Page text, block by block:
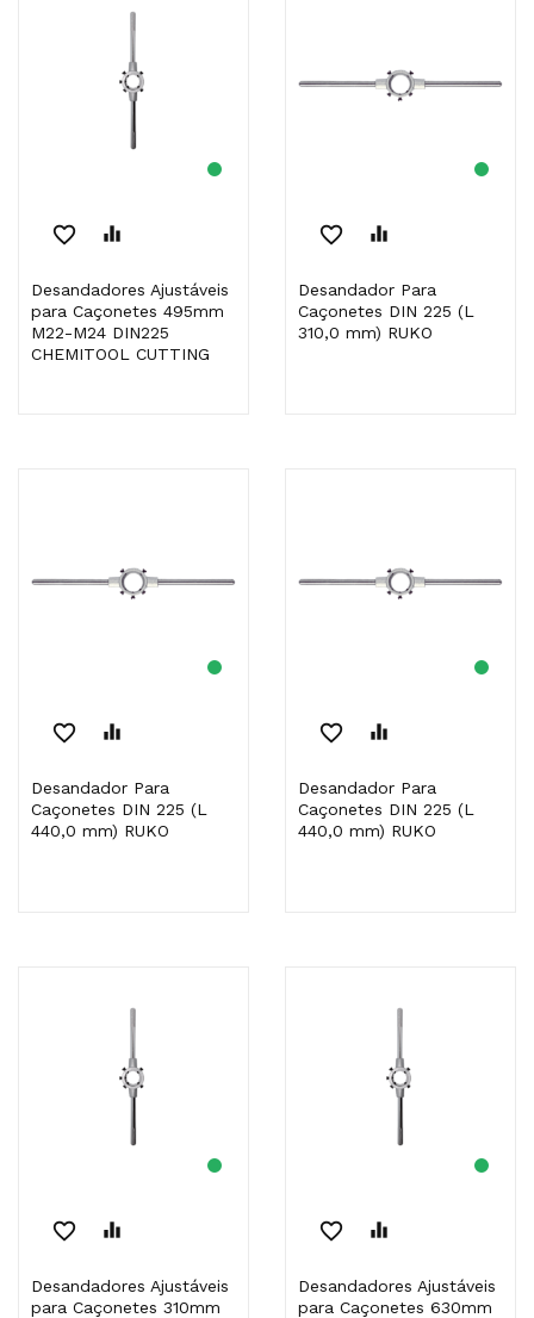
favorite_border equalizer
Desandadores Ajustáveis
para Caçonetes 495mm
M22-M24 DIN225
CHEMITOOL CUTTING
favorite_border equalizer
Desandador Para
Caçonetes DIN 225 (L
310,0 mm) RUKO
favorite_border equalizer
Desandador Para
Caçonetes DIN 225 (L
440,0 mm) RUKO
favorite_border equalizer
Desandador Para
Caçonetes DIN 225 (L
440,0 mm) RUKO
favorite_border equalizer
Desandadores Ajustáveis
para Caçonetes 310mm
favorite_border equalizer
Desandadores Ajustáveis
para Caçonetes 630mm